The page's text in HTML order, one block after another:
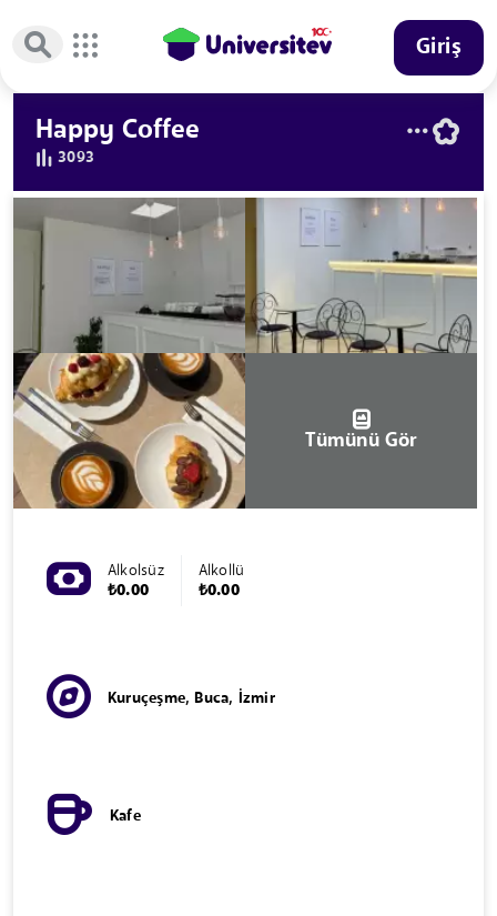
Giriş
Happy Coffee
3093
Tümünü Gör
Alkolsüz
₺0.00
Alkollü
₺0.00
Kuruçeşme, Buca, İzmir
Kafe